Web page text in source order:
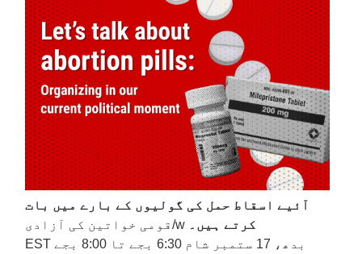
آئیے اسقاط حمل کی گولیوں کے بارے میں بات
کرتے ہیں۔ w/قومی خواتین کی آزادی
بدھ، 17 ستمبر شام 6:30 بجے تا 8:00 بجے EST